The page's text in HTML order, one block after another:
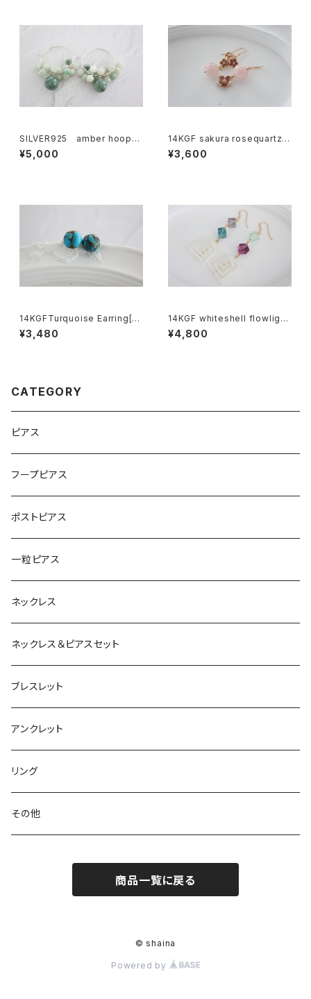
SILVER925 amber hooppi
erce[5558]
¥5,000
14KGF sakura rosequartz p
ierce[kgf0655]
¥3,600
14KGFTurquoise Earring[k
gf5580]
¥3,480
14KGF whiteshell flowlignt
pierce [kgf3981]
¥4,800
CATEGORY
ピアス
フープピアス
ポストピアス
一粒ピアス
ネックレス
ネックレス＆ピアスセット
ブレスレット
アンクレット
リング
その他
商品一覧に戻る
© shaina
Powered by